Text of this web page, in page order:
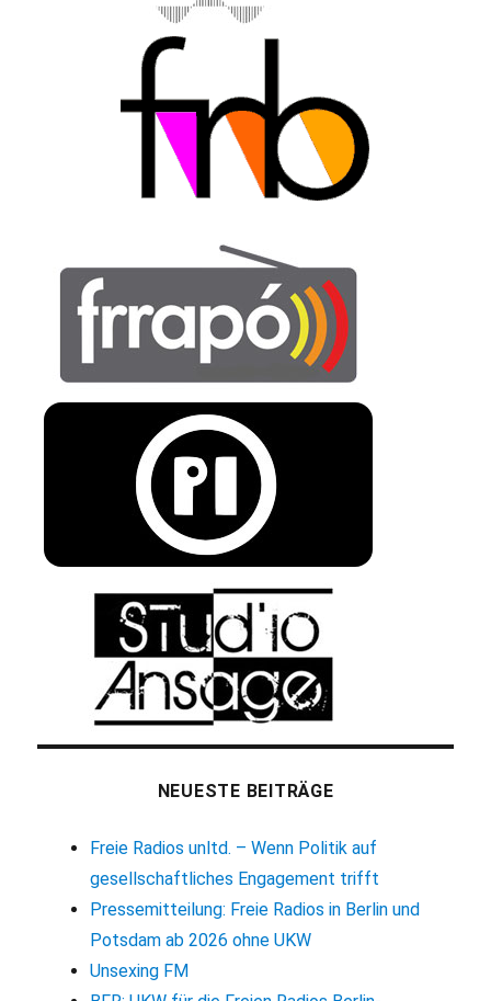
NEUESTE BEITRÄGE
Freie Radios unltd. – Wenn Politik auf
gesellschaftliches Engagement trifft
Pressemitteilung: Freie Radios in Berlin und
Potsdam ab 2026 ohne UKW
Unsexing FM